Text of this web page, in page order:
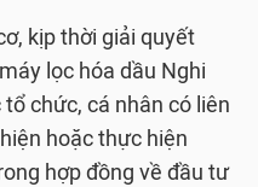
kịp thời giải quyết
lọc hóa dầu Nghi
chức, cá nhân có liên
hoặc thực hiện
hợp đồng về đầu tư